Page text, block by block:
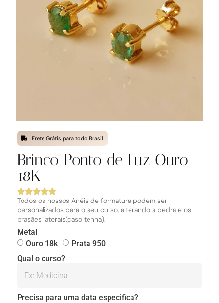
Frete Grátis para todo Brasil
Brinco Ponto de Luz Ouro
18K
Todos os nossos Anéis de formatura podem ser
personalizados para o seu curso, alterando a pedra e os
brasães laterais(caso tenha).
Metal
Ouro 18k
Prata 950
Qual o curso?
Precisa para uma data especifica?